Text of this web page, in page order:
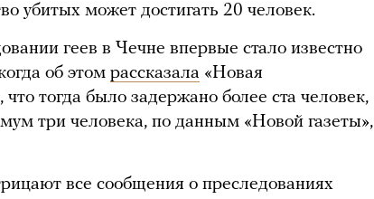
убитых может достигать 20 человек.
геев в Чечне впервые стало известно
об этом рассказала «Новая
что тогда было задержано более ста человек,
три человека, по данным «Новой газеты»,
все сообщения о преследованиях